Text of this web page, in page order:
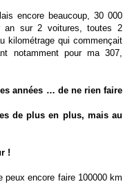
encore beaucoup, 30 000
an sur 2 voitures, toutes 2
kilométrage qui commençait
notamment pour ma 307,
années … de ne rien faire
de plus en plus, mais au
!
peux encore faire 100000 km